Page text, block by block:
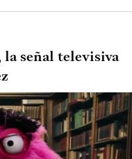
la señal televisiva